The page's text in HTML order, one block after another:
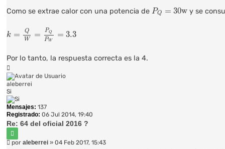
Como se extrae calor con una potencia de PQ = 30w
PQ 30w y se
k =
Q
W
= PQ
PW
= 3.3
W= PW
Por lo tanto, la respuesta correcta es la 4.
aleberrei
Si
Mensajes: 137
Registrado: 06 Jul 2014, 19:40
Re: 64 del oficial 2016 ?
Mensaje
por aleberrei » 04 Feb 2017, 15:43